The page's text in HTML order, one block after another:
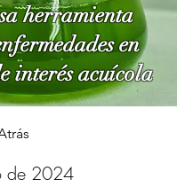
herramienta
en
interés acuícola
de 2024